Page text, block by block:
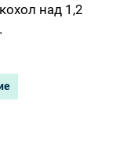
над 1,2